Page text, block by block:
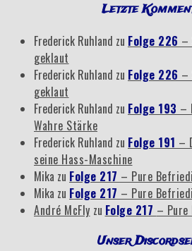
Letzte
Frederick Ruhland zu Folge 226 –
geklaut
Frederick Ruhland zu Folge 226 –
geklaut
Frederick Ruhland zu Folge 193 –
Wahre Stärke
Frederick Ruhland zu Folge 191 –
seine Hass-Maschine
Mika zu Folge 217 – Pure
Mika zu Folge 217 – Pure
André McFly zu Folge 217 –
Unser